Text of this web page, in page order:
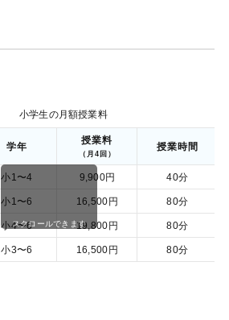
小学生の月額授業料
学年
授業料
（月4回）
授業時間
小1〜4 9,900円 40分
小1〜6 16,500円 80分
小4〜6 19,800円 80分
小3〜6 16,500円 80分
スクロールできます